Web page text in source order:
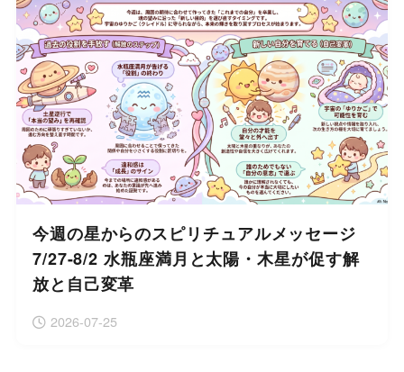
今週の星からのスピリチュアルメッセージ
7/27-8/2 水瓶座満月と太陽・木星が促す解
放と自己変革
2026-07-25